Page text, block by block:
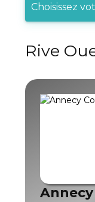
Choisissez
Rive